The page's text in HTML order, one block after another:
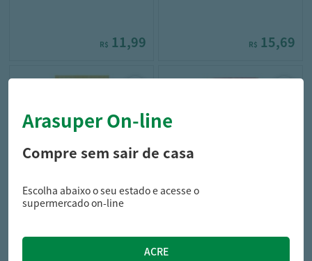
R$ 11,99 R$ 15,69
dori
Amendoim Dori Pettiz
Arasuper On-line
Compre sem sair de casa
Escolha abaixo o seu estado e acesse o
supermercado on-line